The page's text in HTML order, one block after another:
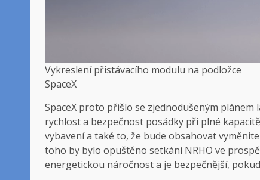
Vykreslení přistávacího modulu na podložce
SpaceX
SpaceX proto přišlo se zjednodušeným
rychlost a bezpečnost posádky při plné
vybavení a také to, že bude obsahovat
toho by bylo opuštěno setkání NRHO ve
energetickou náročnost a je bezpečnější,